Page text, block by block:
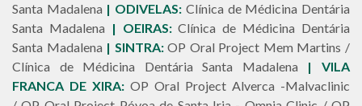
Santa Madalena | ODIVELAS: Clínica de Médicina Dentária
Santa Madalena | OEIRAS:Clínica de Médicina Dentária
Santa Madalena | SINTRA:OP Oral Project Mem Martins /
Clínica de Médicina Dentária Santa Madalena | VILA
FRANCA DE XIRA: OP Oral Project Alverca -Malvaclinic